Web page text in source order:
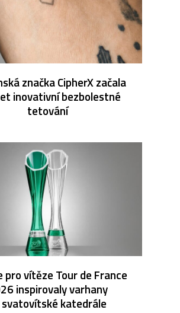
značka CipherX začala
inovativní bezbolestné
tetování
pro vítěze Tour de France
inspirovaly varhany
katedrále